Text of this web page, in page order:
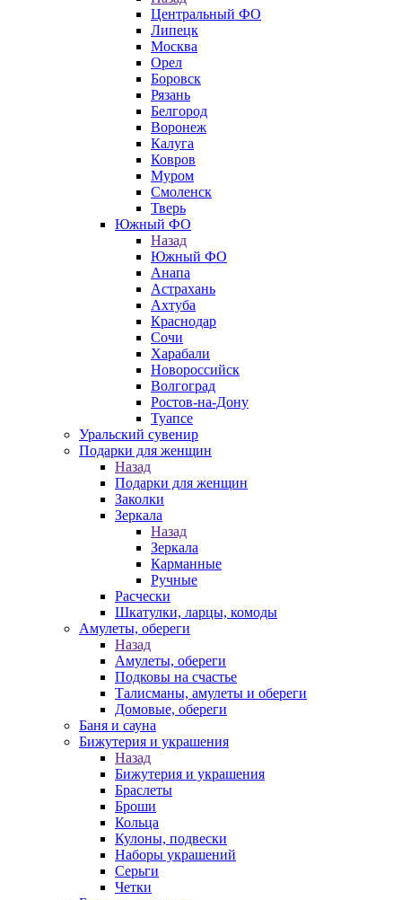
Центральный ФО
Липецк
Москва
Орел
Боровск
Рязань
Белгород
Воронеж
Калуга
Ковров
Муром
Смоленск
Тверь
Южный ФО
Назад
Южный ФО
Анапа
Астрахань
Ахтуба
Краснодар
Сочи
Харабали
Новороссийск
Волгоград
Ростов-на-Дону
Туапсе
Уральский сувенир
Подарки для женщин
Назад
Подарки для женщин
Заколки
Зеркала
Назад
Зеркала
Карманные
Ручные
Расчески
Шкатулки, ларцы, комоды
Амулеты, обереги
Назад
Амулеты, обереги
Подковы на счастье
Талисманы, амулеты и обереги
Домовые, обереги
Баня и сауна
Бижутерия и украшения
Назад
Бижутерия и украшения
Браслеты
Броши
Кольца
Кулоны, подвески
Наборы украшений
Серьги
Четки